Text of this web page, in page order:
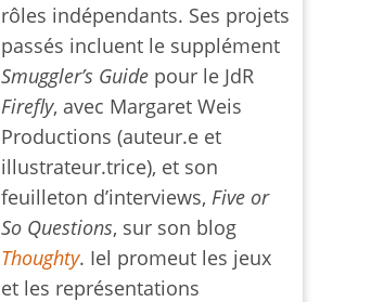
rôles indépendants. Ses projets
passés incluent le supplément
Smuggler’s Guide pour le JdR
Firefly, avec Margaret Weis
Productions (auteur.e et
illustrateur.trice), et son
feuilleton d’interviews, Five or
So Questions, sur son blog
Thoughty. Iel promeut les jeux
et les représentations